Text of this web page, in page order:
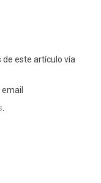
este artículo vía